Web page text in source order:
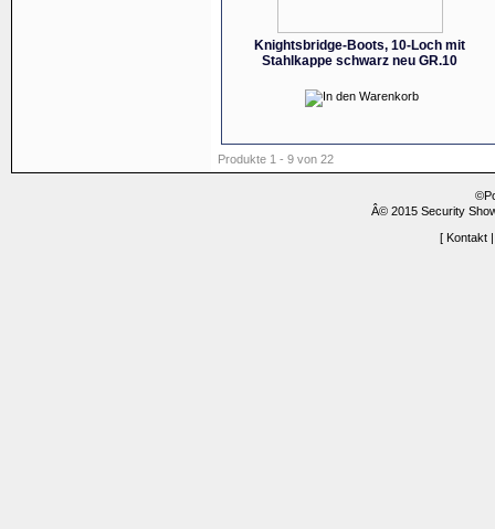
Knightsbridge-Boots, 10-Loch mit
Stahlkappe schwarz neu GR.10
Produkte 1 - 9 von 22
Â© 2015 Security
[ Kontakt